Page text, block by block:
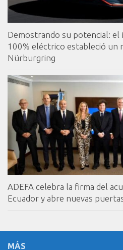
Demostrando su potencial: el
100% eléctrico estableció un
Nürburgring
ADEFA celebra la firma del
Ecuador y abre nuevas
MÁS